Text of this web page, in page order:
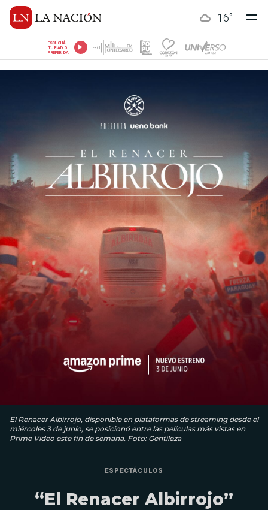
16°
ESCUCHÁ
TU RADIO
PREFERIDA
El Renacer Albirrojo, disponible en plataformas de streaming desde el
miércoles 3 de junio, se posicionó entre las películas más vistas en
Prime Video este fin de semana. Foto: Gentileza
ESPECTÁCULOS
“El Renacer Albirrojo”